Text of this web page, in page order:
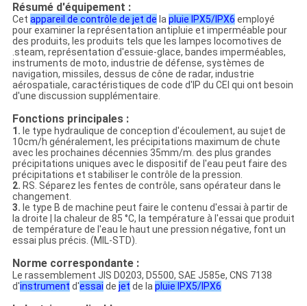
Résumé d'équipement :
Cet appareil de contrôle de jet de lapluie IPX5/IPX6 employé
pour examiner la représentation antipluie et imperméable pour
des produits, les produits tels que les lampes locomotives de
.steam, représentation d'essuie-glace, bandes imperméables,
instruments de moto, industrie de défense, systèmes de
navigation, missiles, dessus de cône de radar, industrie
aérospatiale, caractéristiques de code d'IP du CEI qui ont besoin
d'une discussion supplémentaire.
Fonctions principales :
1. le type hydraulique de conception d'écoulement, au sujet de
10cm/h généralement, les précipitations maximum de chute
avec les prochaines décennies 35mm/m. des plus grandes
précipitations uniques avec le dispositif de l'eau peut faire des
précipitations et stabiliser le contrôle de la pression.
2. RS. Séparez les fentes de contrôle, sans opérateur dans le
changement.
3. le type B de machine peut faire le contenu d'essai à partir de
ladroite | la chaleur de 85 °C, la température àl'essai que produit
de température de l'eau le haut une pression négative, font un
essai plus précis. (MIL-STD).
Norme correspondante :
Le rassemblement JIS D0203, D5500, SAE J585e, CNS 7138
d'instrument d'essai de jet de lapluie IPX5/IPX6